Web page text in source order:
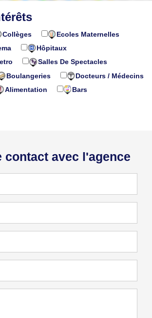
Collèges
Ecoles Maternelles
Hôpitaux
Salles De Spectacles
Boulangeries
Docteurs / Médecins
Alimentation
Bars
contact avec l'agence